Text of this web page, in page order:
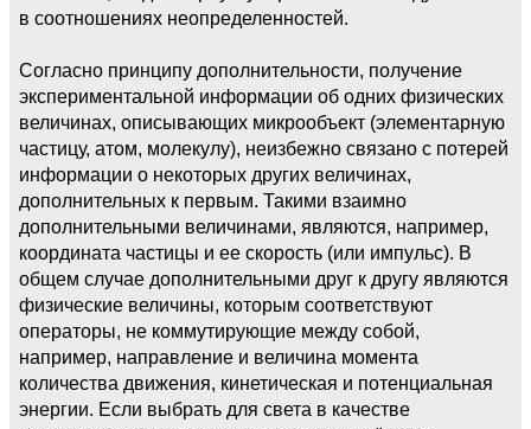
в соотношениях неопределенностей.
Согласно принципу дополнительности, получение
экспериментальной информации об одних физических
величинах, описывающих микрообъект (элементарную
частицу, атом, молекулу), неизбежно связано с потерей
информации о некоторых других величинах,
дополнительных к первым. Такими взаимно
дополнительными величинами, являются, например,
координата частицы и ее скорость (или импульс). В
общем случае дополнительными друг к другу являются
физические величины, которым соответствуют
операторы, не коммутирующие между собой,
например, направление и величина момента
количества движения, кинетическая и потенциальная
энергии. Если выбрать для света в качестве